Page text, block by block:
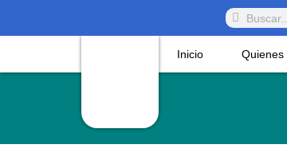
Inicio Quienes